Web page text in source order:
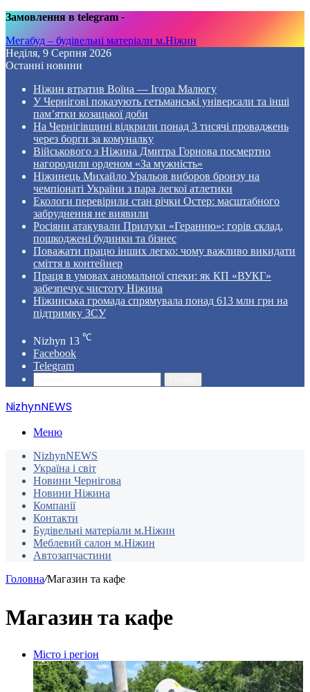
Замовлення в telegram -
Мегабуд – будівельні матеріали м.Ніжин
Неділя, 9 Серпня 2026
Останні новини
Ніжин втратив Воїна — Ігора Малюгу
У Чернігові показують гетьманські універсали та інші
пам’ятки козацької доби
На Чернігівщині відкрили понад 3 тисячі проваджень
через борги за комуналку
Військового з Ніжина Дмитра Горнова посмертно
нагородили орденом «За мужність»
Ніжинець Михайло Уральов виборов бронзу на
чемпіонаті України з пара легкої атлетики
Екологи перевірили стан річки Остер: масштабного
забруднення не виявили
Росіяни атакували Прилуки «Геранню»: горів склад,
пошкоджені будинки та бізнес
Поважати працю інших легко: чому важливо викидати
сміття в контейнер
Праця в умовах аномальної спеки: як КП «ВУКГ»
забезпечує чистоту Ніжина
Ніжинська громада спрямувала понад 613 млн грн на
підтримку ЗСУ
Nizhyn 13 ℃
Facebook
Telegram
NizhynNEWS
Меню
NizhynNEWS
Україна і світ
Новини Чернігова
Новини Ніжина
Компанії
Контакти
Будівельні матеріали м.Ніжин
Меблевий салон м.Ніжин
Автозапчастини
Головна/Магазин та кафе
Магазин та кафе
Місто і регіон